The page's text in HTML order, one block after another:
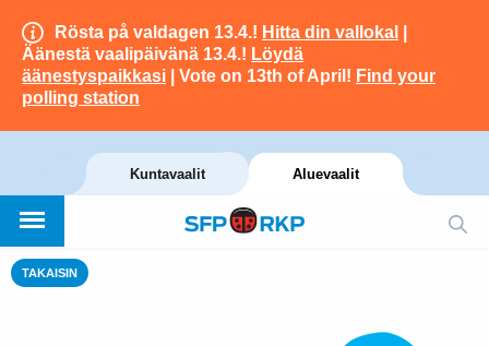
Rösta på valdagen 13.4.! Hitta din vallokal
Äänestä vaalipäivänä 13.4.! Löydä
äänestyspaikkasi | Vote on 13th of April! Find your
polling station
Kuntavaalit Aluevaalit
TAKAISIN